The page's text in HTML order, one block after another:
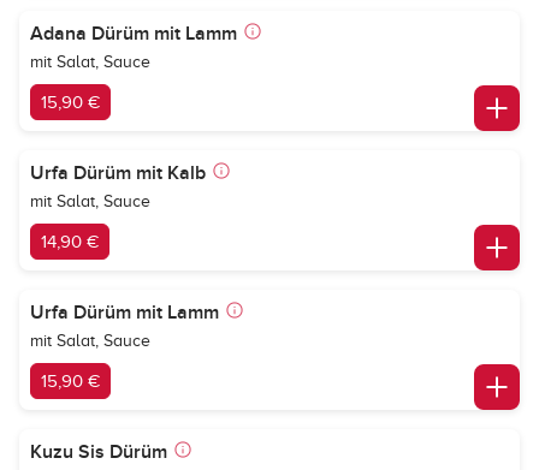
Adana Dürüm mit Lamm
mit Salat, Sauce
15,90 €
Urfa Dürüm mit Kalb
mit Salat, Sauce
14,90 €
Urfa Dürüm mit Lamm
mit Salat, Sauce
15,90 €
Kuzu Sis Dürüm